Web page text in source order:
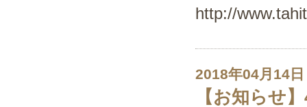
http://
2018年04月14日
【お知らせ